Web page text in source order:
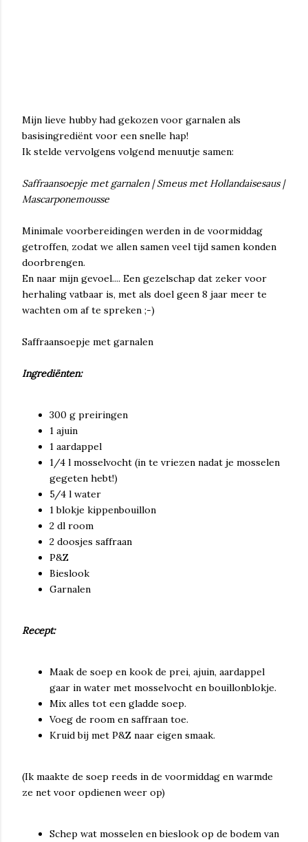
Mijn lieve hubby had gekozen voor garnalen als
basisingrediënt voor een snelle hap!
Ik stelde vervolgens volgend menuutje samen:
Saffraansoepje met garnalen | Smeus met Hollandaisesaus |
Mascarponemousse
Minimale voorbereidingen werden in de voormiddag
getroffen, zodat we allen samen veel tijd samen konden
doorbrengen.
En naar mijn gevoel.... Een gezelschap dat zeker voor
herhaling vatbaar is, met als doel geen 8 jaar meer te
wachten om af te spreken ;-)
Saffraansoepje met garnalen
Ingrediënten:
300 g preiringen
1 ajuin
1 aardappel
1/4 l mosselvocht (in te vriezen nadat je mosselen
gegeten hebt!)
5/4 l water
1 blokje kippenbouillon
2 dl room
2 doosjes saffraan
P&Z
Bieslook
Garnalen
Recept:
Maak de soep en kook de prei, ajuin, aardappel
gaar in water met mosselvocht en bouillonblokje.
Mix alles tot een gladde soep.
Voeg de room en saffraan toe.
Kruid bij met P&Z naar eigen smaak.
(Ik maakte de soep reeds in de voormiddag en warmde
ze net voor opdienen weer op)
Schep wat mosselen en bieslook op de bodem van